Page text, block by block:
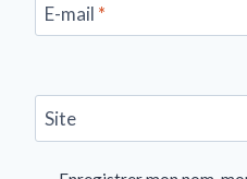
E-mail *
Site